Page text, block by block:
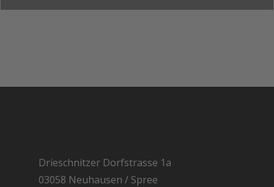
Drieschnitzer Dorfstrasse 1a
03058 Neuhausen / Spree